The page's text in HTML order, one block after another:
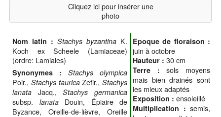
Cliquez ici pour insérer une
photo
Nom latin : Stachys byzantina K.
Koch ex Scheele (Lamiaceae)
(ordre: Lamiales)
Synonymes : Stachys olympica
Poir., Stachys tauricaZefir., Stachys
lanata Jacq.,Stachys germanica
subsp. lanataDouin, Épiaire de
Byzance, Oreille-de-lièvre, Oreille
Epoque de floraison :
juin à octobre
Hauteur : 30 cm
Terre :sols moyens
mais bien drainés sont
les mieux adaptés
Exposition : ensoleillé
Multiplication : semis,